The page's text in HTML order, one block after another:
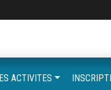
ACTIVITES